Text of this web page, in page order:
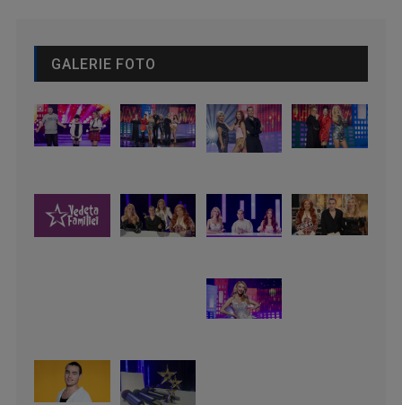
GALERIE FOTO